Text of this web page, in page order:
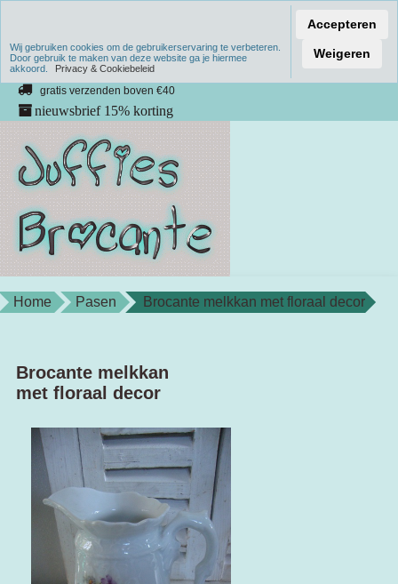
Verzenden binnen 1 werkdag
unieke producten
gratis verzenden boven €40
nieuwsbrief 15% korting
Home Pasen Brocante melkkan met floraal decor
Brocante melkkan
met floraal decor
Wij gebruiken cookies om de gebruikerservaring te verbeteren.
Door gebruik te maken van deze website ga je hiermee
akkoord.
Privacy & Cookiebeleid
Accepteren
Weigeren